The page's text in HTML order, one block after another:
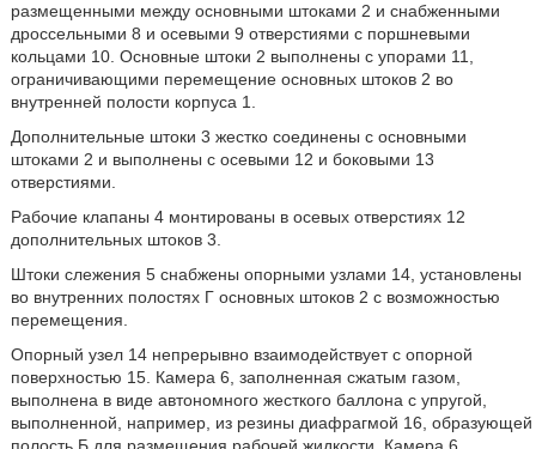
размещенными между основными штоками 2 и снабженными
дроссельными 8 и осевыми 9 отверстиями с поршневыми
кольцами 10. Основные штоки 2 выполнены с упорами 11,
ограничивающими перемещение основных штоков 2 во
внутренней полости корпуса 1.
Дополнительные штоки 3 жестко соединены с основными
штоками 2 и выполнены с осевыми 12 и боковыми 13
отверстиями.
Рабочие клапаны 4 монтированы в осевых отверстиях 12
дополнительных штоков 3.
Штоки слежения 5 снабжены опорными узлами 14, установлены
во внутренних полостях Г основных штоков 2 с возможностью
перемещения.
Опорный узел 14 непрерывно взаимодействует с опорной
поверхностью 15. Камера 6, заполненная сжатым газом,
выполнена в виде автономного жесткого баллона с упругой,
выполненной, например, из резины диафрагмой 16, образующей